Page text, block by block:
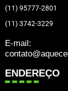
(11) 95777-2801
(11) 3742-3229
E-mail:
ENDEREÇO